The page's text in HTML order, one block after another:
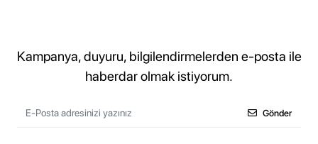
Kampanya, duyuru, bilgilendirmelerden e-posta ile
haberdar olmak istiyorum.
Gönder